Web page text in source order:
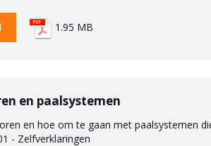
1.95 MB
en paalsystemen
en hoe om te gaan met paalsystemen
- Zelfverklaringen